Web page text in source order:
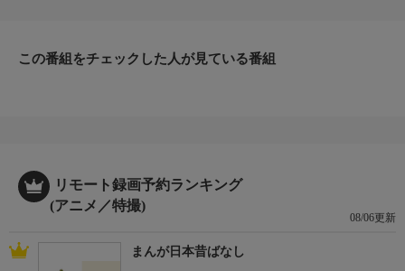
ディレクター
この番組をチェックした人が見ている番組
リモート録画予約ランキング
(アニメ／特撮)
08/06更新
まんが日本昔ばなし